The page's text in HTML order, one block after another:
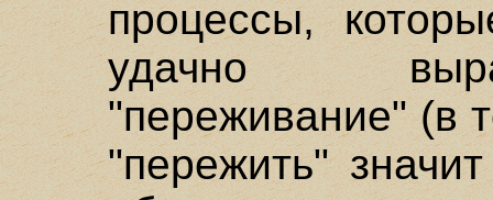
процессы,
удачно
"переживание" (в
"пережить"